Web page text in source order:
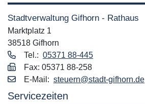
Stadtverwaltung Gifhorn - Rathaus
Marktplatz 1
38518 Gifhorn
Tel.: 05371 88-445
Fax: 05371 88-258
E‑Mail: steuern@stadt-gifhorn.de
Servicezeiten